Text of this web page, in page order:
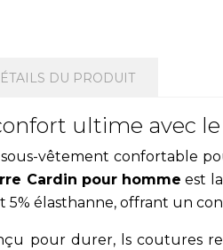
DU PRODUIT
ultime avec
vêtement confortable
Cardin pour homme est
5% élasthanne, offrant un
pour durer, ls coutures